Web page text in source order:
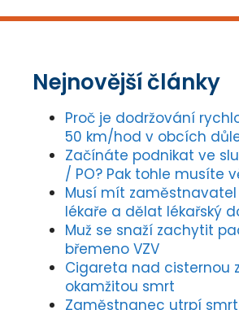
Nejnovější články
Proč je dodržování
50 km/hod v obcích
Začínáte podnikat ve
/ PO? Pak tohle musíte
Musí mít
lékaře a dělat lékařský
Muž se snaží zachytit
břemeno VZV
Cigareta nad cisternou
okamžitou smrt
Zaměstnanec utrpí